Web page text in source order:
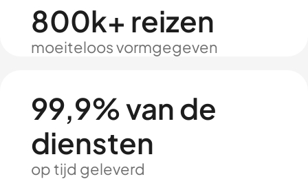
800k+ reizen
moeiteloos vormgegeven
99,9% van de
diensten
op tijd geleverd